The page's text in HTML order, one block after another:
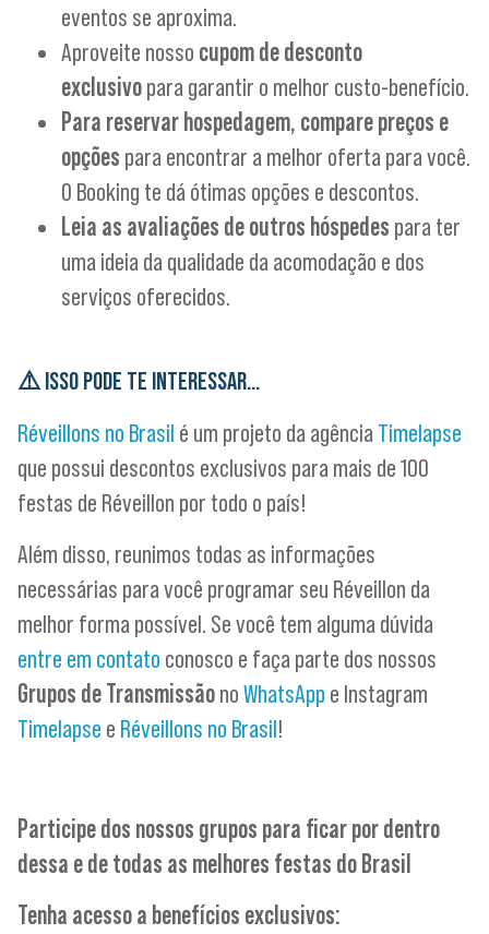
eventos se aproxima.
Aproveite nosso cupom de desconto
exclusivopara garantir o melhor custo-benefício.
Para reservar hospedagem, compare preços e
opções para encontrar a melhor oferta para você.
O Booking te dá ótimas opções e descontos.
Leia as avaliações de outros hóspedes para ter
uma ideia da qualidade da acomodação e dos
serviços oferecidos.
⚠️ ISSO PODE TE INTERESSAR…
Réveillons no Brasil é um projeto da agência Timelapse
que possui descontos exclusivos para mais de 100
festas de Réveillon por todo o país!
Além disso, reunimos todas as informações
necessárias para você programar seu Réveillon da
melhor forma possível. Se você tem alguma dúvida
entre em contato conosco e faça parte dos nossos
Grupos de TransmissãonoWhatsApp e Instagram
Timelapse e Réveillons no Brasil!
Participe dos nossos grupos para ficar por dentro
dessa e de todas as melhores festas do Brasil
Tenha acesso a benefícios exclusivos: